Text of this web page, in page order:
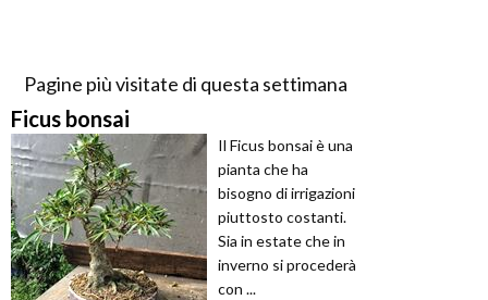
Pagine più visitate di questa settimana
Ficus bonsai
Il Ficus bonsai è una
pianta che ha
bisogno di irrigazioni
piuttosto costanti.
Sia in estate che in
inverno si procederà
con ...